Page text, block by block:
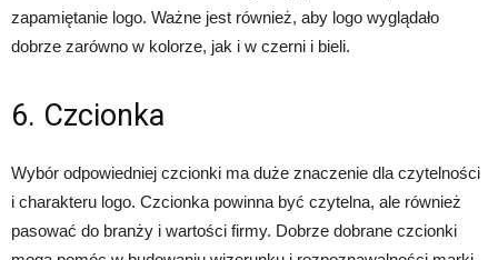
zapamiętanie logo. Ważne jest również, aby logo wyglądało
dobrze zarówno w kolorze, jak i w czerni i bieli.
6. Czcionka
Wybór odpowiedniej czcionki ma duże znaczenie dla czytelności
i charakteru logo. Czcionka powinna być czytelna, ale również
pasować do branży i wartości firmy. Dobrze dobrane czcionki